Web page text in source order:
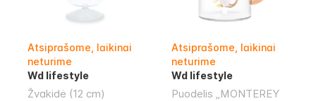
Atsiprašome, laikinai
neturime
Wd lifestyle
Žvakidė (12 cm)
Atsiprašome, laikinai
neturime
Wd lifestyle
Puodelis „MONTEREY